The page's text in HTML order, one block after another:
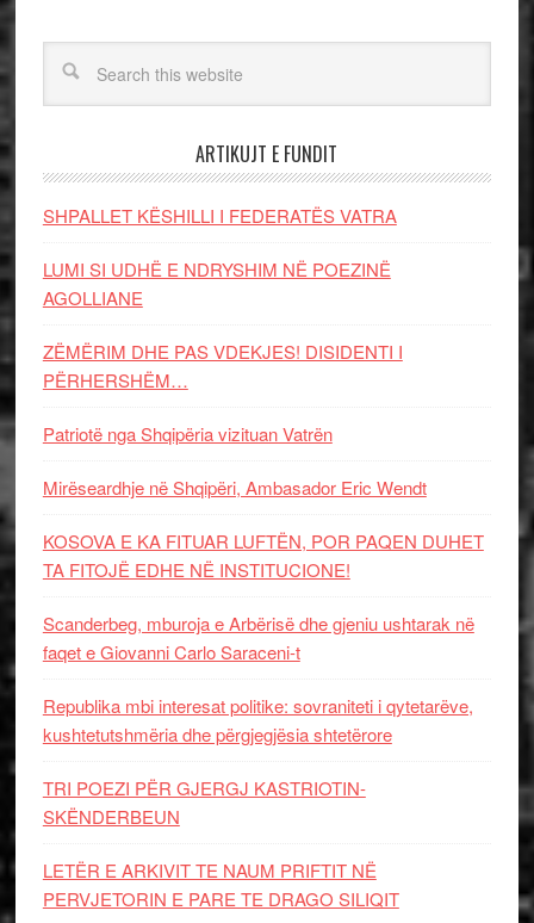
ARTIKUJT E FUNDIT
SHPALLET KËSHILLI I FEDERATËS VATRA
LUMI SI UDHË E NDRYSHIM NË POEZINË
AGOLLIANE
ZËMËRIM DHE PAS VDEKJES! DISIDENTI I
PËRHERSHËM…
Patriotë nga Shqipëria vizituan Vatrën
Mirëseardhje në Shqipëri, Ambasador Eric Wendt
KOSOVA E KA FITUAR LUFTËN, POR PAQEN DUHET
TA FITOJË EDHE NË INSTITUCIONE!
Scanderbeg, mburoja e Arbërisë dhe gjeniu ushtarak në
faqet e Giovanni Carlo Saraceni-t
Republika mbi interesat politike: sovraniteti i qytetarëve,
kushtetutshmëria dhe përgjegjësia shtetërore
TRI POEZI PËR GJERGJ KASTRIOTIN-
SKËNDERBEUN
LETËR E ARKIVIT TE NAUM PRIFTIT NË
PERVJETORIN E PARE TE DRAGO SILIQIT